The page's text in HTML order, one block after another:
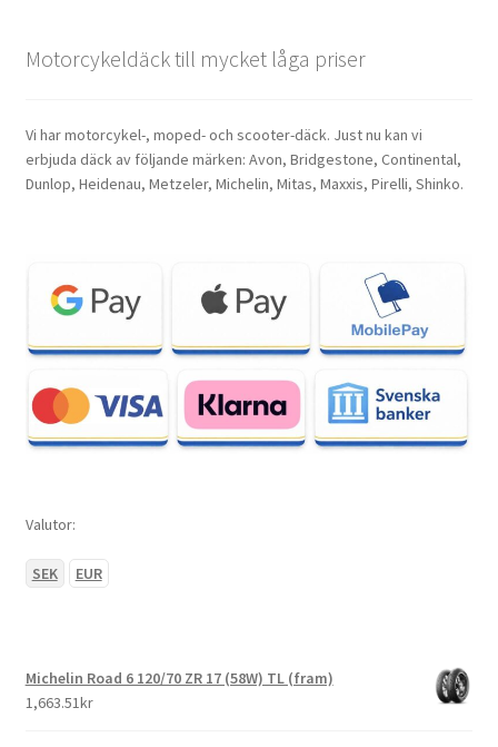
Motorcykeldäck till mycket låga priser
Vi har motorcykel-, moped- och scooter-däck. Just nu kan vi
erbjuda däck av följande märken: Avon, Bridgestone, Continental,
Dunlop, Heidenau, Metzeler, Michelin, Mitas, Maxxis, Pirelli, Shinko.
Valutor:
SEK EUR
Michelin Road 6 120/70 ZR 17 (58W) TL (fram)
1,663.51kr